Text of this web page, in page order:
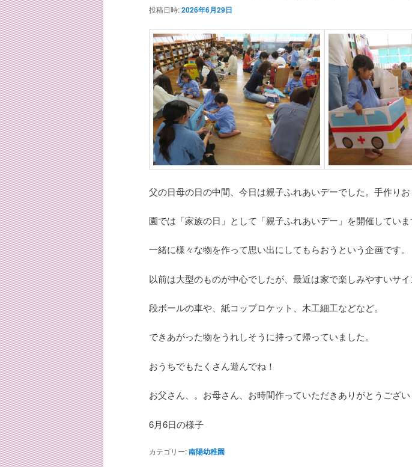
投稿日時:2026年6月29日
父の日母の日の中間、今日は親子ふれあいデーでした。手作りお
園では「家族の日」として「親子ふれあいデー」を開催していま
一緒に様々な物を作って思い出にしてもらおうという企画です。
以前は大型のものが中心でしたが、最近は家で楽しみやすいサイ
段ボールの車や、紙コップロケット、木工細工などなど。
できあがった物をうれしそうに持って帰っていました。
おうちでもたくさん遊んでね！
お父さん、。お母さん、お時間作っていただきありがとうござい
6月6日の様子
カテゴリー:南陽幼稚園